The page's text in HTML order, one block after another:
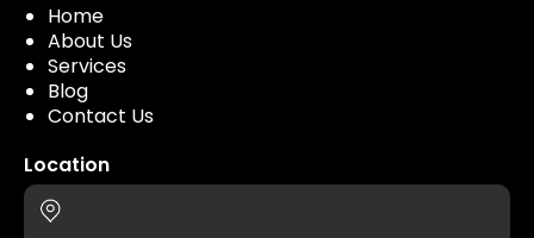
Home
About Us
Services
Blog
Contact Us
Location